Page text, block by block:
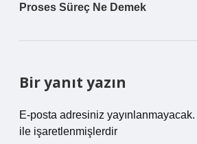
Proses Süreç Ne Demek
Bir yanıt yazın
E-posta adresiniz yayınlanmayacak.
ile işaretlenmişlerdir